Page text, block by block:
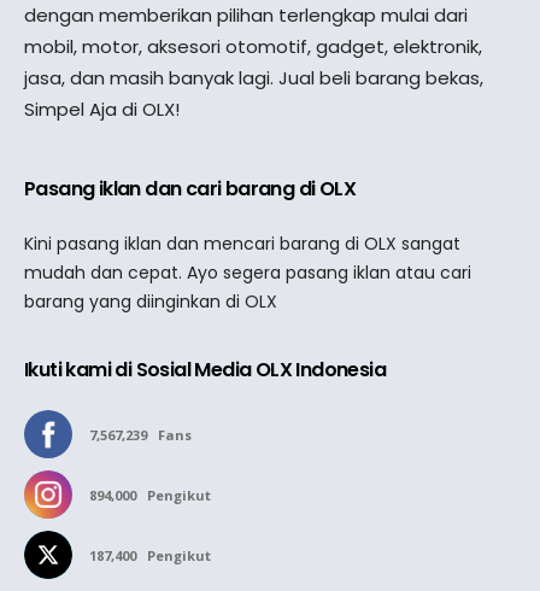
dengan memberikan pilihan terlengkap mulai dari
mobil, motor, aksesori otomotif, gadget, elektronik,
jasa, dan masih banyak lagi. Jual beli barang bekas,
Simpel Aja di OLX!
Pasang iklan dan cari barang di OLX
Kini pasang iklan dan mencari barang di OLX sangat
mudah dan cepat. Ayo segera pasang iklan atau cari
barang yang diinginkan di OLX
Ikuti kami di Sosial Media OLX Indonesia
7,567,239 Fans
894,000 Pengikut
187,400 Pengikut